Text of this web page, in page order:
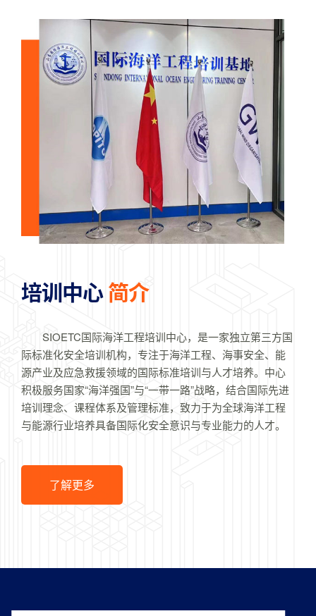
培训中心简介
SIOETC国际海洋工程培训中心，是一家独立第三方国
际标准化安全培训机构，专注于海洋工程、海事安全、能
源产业及应急救援领域的国际标准培训与人才培养。中心
积极服务国家“海洋强国”与“一带一路”战略，结合国际先进
培训理念、课程体系及管理标准，致力于为全球海洋工程
与能源行业培养具备国际化安全意识与专业能力的人才。
了解更多